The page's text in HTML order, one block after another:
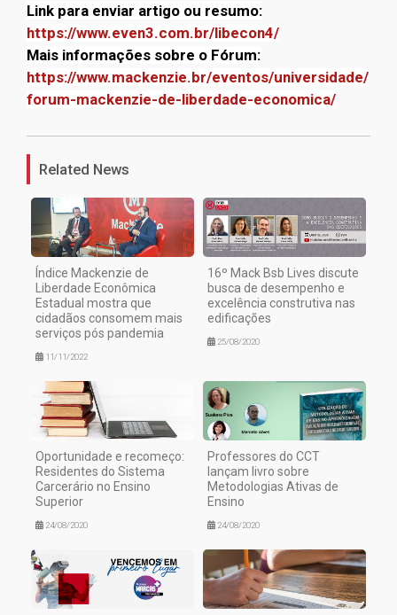
Link para enviar artigo ou resumo:
https://www.even3.com.br/libecon4/
Mais informações sobre o Fórum:
https://www.mackenzie.br/eventos/universidade/
forum-mackenzie-de-liberdade-economica/
1
Related News
Índice Mackenzie de
Liberdade Econômica
Estadual mostra que
cidadãos consomem mais
serviços pós pandemia
11/11/2022
16º Mack Bsb Lives discute
busca de desempenho e
excelência construtiva nas
edificações
25/08/2020
Oportunidade e recomeço:
Residentes do Sistema
Carcerário no Ensino
Superior
24/08/2020
Professores do CCT
lançam livro sobre
Metodologias Ativas de
Ensino
24/08/2020